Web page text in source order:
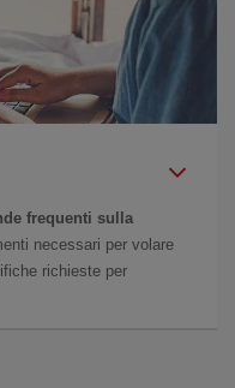
frequenti sulla
necessari per volare
richieste per